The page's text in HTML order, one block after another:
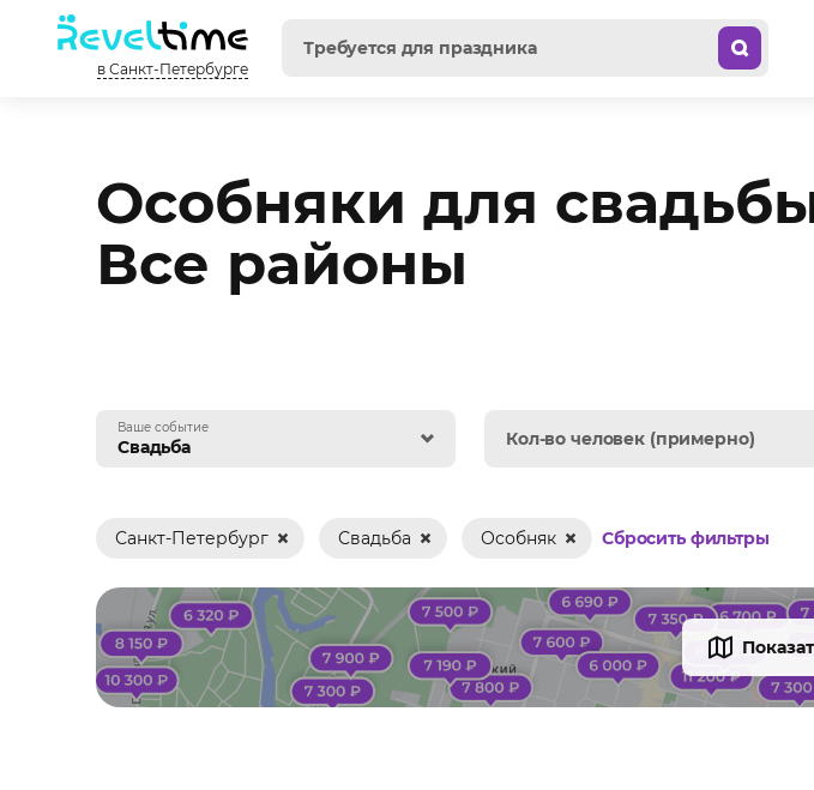
в Санкт-Петербурге
Особняки для
Все районы
Ваше событие
Банкет
Вечеринка
Выпускной
Санкт-Петербург Свадьба Особняк Сбросить фильтры